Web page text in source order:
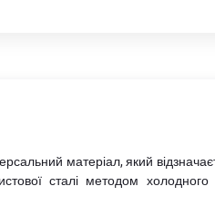
матеріал, який
сталі методом